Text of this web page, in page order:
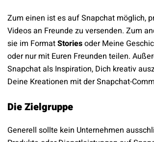
Zum einen ist es auf Snapchat möglich,
Videos an Freunde zu versenden. Zum
sie im FormatStoriesoder Meine
oder nur mit Euren Freunden teilen.
Snapchat als Inspiration, Dich kreativ
Deine Kreationen mit der Snapchat-
Die Zielgruppe
Generell sollte kein Unternehmen